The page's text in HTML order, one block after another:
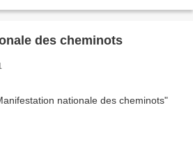
des cheminots